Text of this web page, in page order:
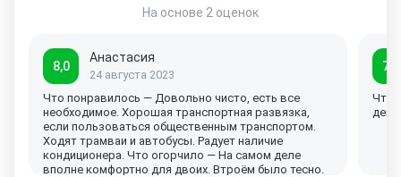
На основе 2 оценок
8,0
Анастасия
24 августа 2023
Что понравилось — Довольно чисто, есть все
необходимое. Хорошая транспортная развязка,
если пользоваться общественным транспортом.
Ходят трамваи и автобусы. Радует наличие
кондиционера. Что огорчило — На самом деле
вполне комфортно для двоих. Втроём было тесно.
7,3
Что